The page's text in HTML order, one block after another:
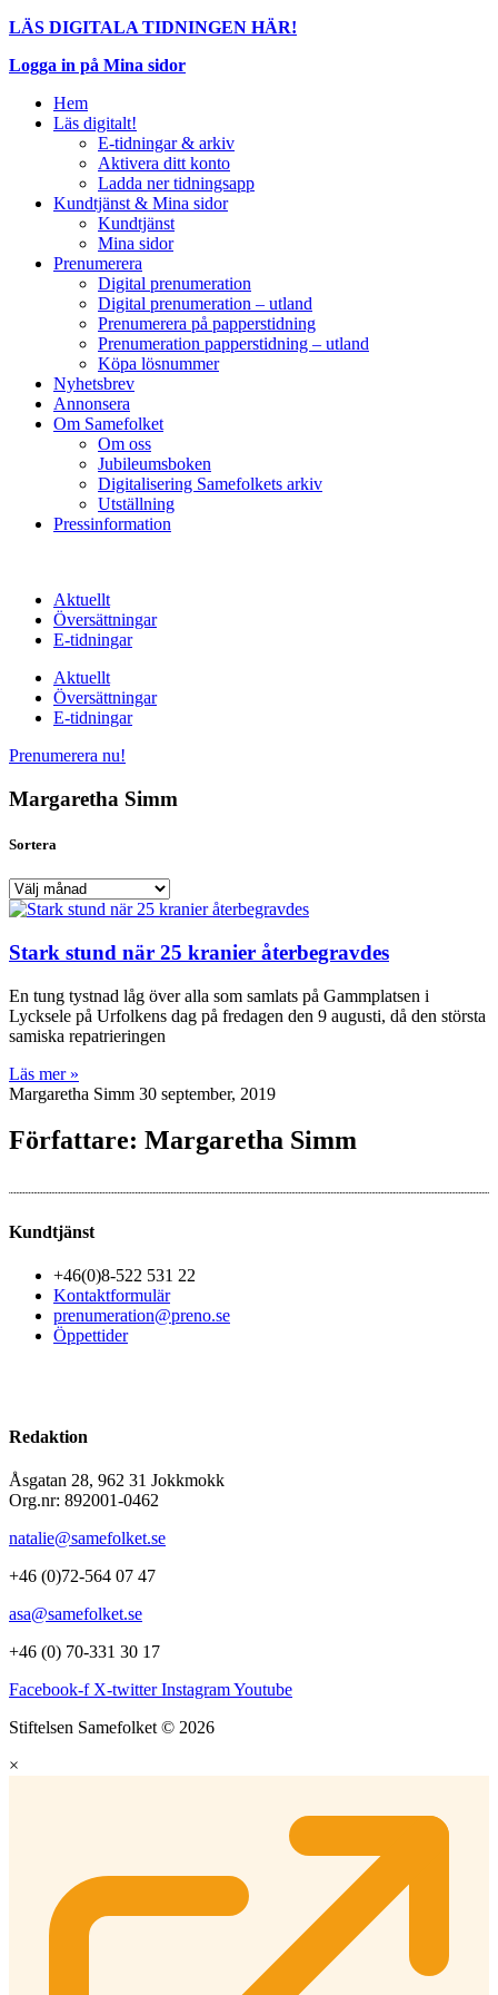
LÄS DIGITALA TIDNINGEN HÄR!
Logga in på Mina sidor
Hem
Läs digitalt!
E-tidningar & arkiv
Aktivera ditt konto
Ladda ner tidningsapp
Kundtjänst & Mina sidor
Kundtjänst
Mina sidor
Prenumerera
Digital prenumeration
Digital prenumeration – utland
Prenumerera på papperstidning
Prenumeration papperstidning – utland
Köpa lösnummer
Nyhetsbrev
Annonsera
Om Samefolket
Om oss
Jubileumsboken
Digitalisering Samefolkets arkiv
Utställning
Pressinformation
Aktuellt
Översättningar
E-tidningar
Aktuellt
Översättningar
E-tidningar
Prenumerera nu!
Margaretha Simm
Sortera
Sortera
Stark stund när 25 kranier återbegravdes
En tung tystnad låg över alla som samlats på Gammplatsen i
Lycksele på Urfolkens dag på fredagen den 9 augusti, då den största
samiska repatrieringen
Läs mer »
Margaretha Simm 30 september, 2019
Författare: Margaretha Simm
Kundtjänst
+46(0)8-522 531 22
Kontaktformulär
prenumeration@preno.se
Öppettider
Redaktion
Åsgatan 28, 962 31 Jokkmokk
Org.nr: 892001-0462
natalie@samefolket.se
+46 (0)72-564 07 47
asa@samefolket.se
+46 (0) 70-331 30 17
Facebook-f X-twitter InstagramYoutube
Stiftelsen Samefolket © 2026
×